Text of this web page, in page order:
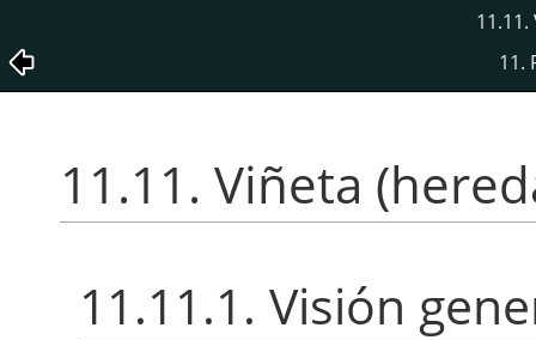
11.
11.11. Viñeta
11.11.1. Visión